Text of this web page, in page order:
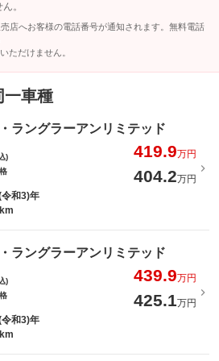
。
店へお客様の電話番号が通知されます。無料電話
ただけません。
一車種
ラングラーアンリミテッド
)
419.9万円
404.2万円
和3)年
ラングラーアンリミテッド
)
439.9万円
425.1万円
和3)年